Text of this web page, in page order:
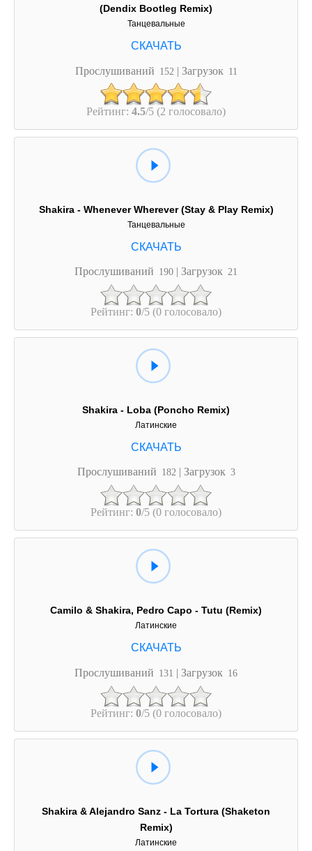
(Dendix Bootleg Remix)
Танцевальные
Прослушиваний 152 | Загрузок 11
Рейтинг: 4.5/5 (2 голосовало)
Shakira - Whenever Wherever (Stay & Play Remix)
Танцевальные
Прослушиваний 190 | Загрузок 21
Рейтинг: 0/5 (0 голосовало)
Shakira - Loba (Poncho Remix)
Латинские
Прослушиваний 182 | Загрузок 3
Рейтинг: 0/5 (0 голосовало)
Camilo & Shakira, Pedro Capo - Tutu (Remix)
Латинские
Прослушиваний 131 | Загрузок 16
Рейтинг: 0/5 (0 голосовало)
Shakira & Alejandro Sanz - La Tortura (Shaketon
Remix)
Латинские